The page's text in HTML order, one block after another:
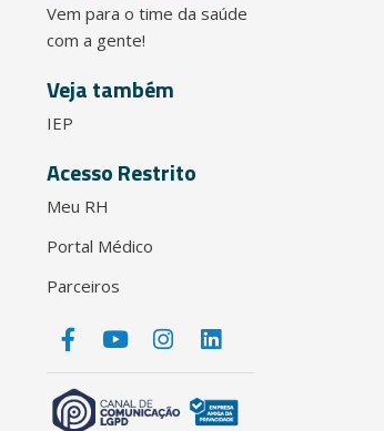
Vem para o time da saúde
com a gente!
Veja também
IEP
Acesso Restrito
Meu RH
Portal Médico
Parceiros